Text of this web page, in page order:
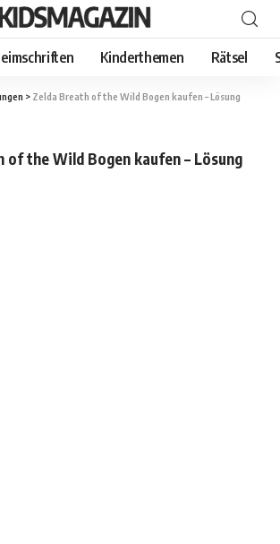
Kinderthemen Rätsel
> Zelda Breath of the Wild Bogen kaufen – Lösung
of the Wild Bogen kaufen – Lösung